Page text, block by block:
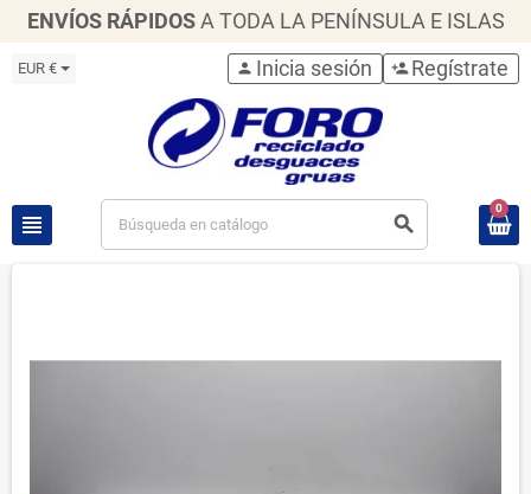
ENVÍOS RÁPIDOS A TODA LA PENÍNSULA E ISLAS
EUR €
view_headline search
person Inicia sesión person_add Regístrate
0